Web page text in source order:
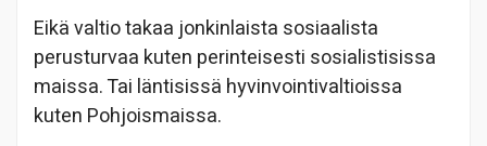
Eikä valtio takaa jonkinlaista sosiaalista
perusturvaa kuten perinteisesti sosialistisissa
maissa. Tai läntisissä hyvinvointivaltioissa
kuten Pohjoismaissa.